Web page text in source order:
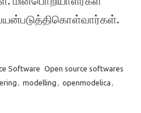
Software Open source softwares
, modelling , openmodelica ,